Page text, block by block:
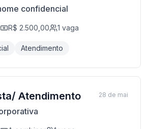
confidencial
R$ 2.500,00 1 vaga
Atendimento
Atendimento 28 de mai